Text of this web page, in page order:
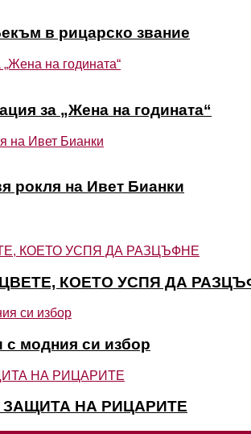
в рицарско звание
за „Жена на годината“
рокля на Ивет Бианки
КОЕТО УСПЯ ДА
с модния си избор
НА РИЦАРИТЕ